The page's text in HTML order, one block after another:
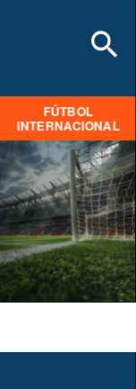
FÚTBOL
INTERNACIONAL